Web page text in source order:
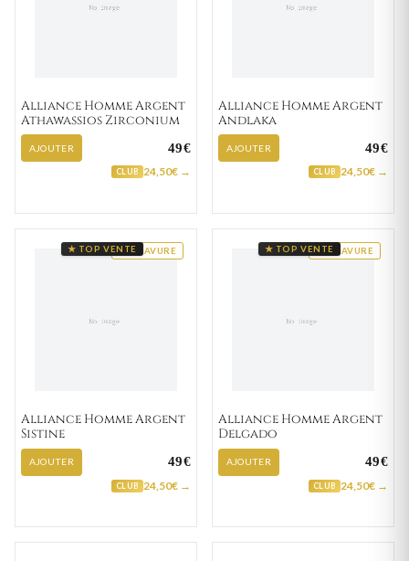
Alliance Homme Argent
Athawassios Zirconium
AJOUTER 49€
CLUB 24,50€ →
Alliance Homme Argent
Andlaka
AJOUTER 49€
CLUB 24,50€ →
GRAVURE
★ TOP VENTE
Alliance Homme Argent
Sistine
AJOUTER 49€
CLUB 24,50€ →
GRAVURE
★ TOP VENTE
Alliance Homme Argent
Delgado
AJOUTER 49€
CLUB 24,50€ →